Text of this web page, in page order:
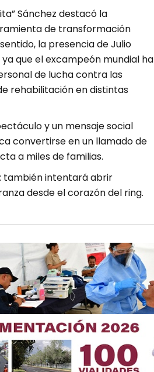
Sánchez destacó la
de transformación
la presencia de Julio
que el excampeón mundial ha
de lucha contra las
rehabilitación en distintas
y un mensaje social
convertirse en un llamado de
a miles de familias.
también intentará abrir
desde el corazón del ring.